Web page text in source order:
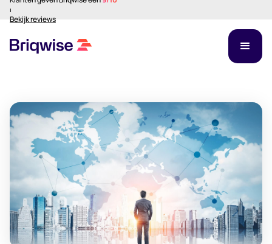
⏐
Bekijk reviews